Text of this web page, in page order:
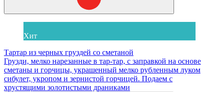
Хит
Тартар из черных груздей со сметаной
Грузди, мелко нарезанные в тар-тар, с заправкой на основе
сметаны и горчицы, украшенный мелко рубленным луком
сибулет, укропом и зернистой горчицей. Подаем с
хрустящими золотистыми драниками